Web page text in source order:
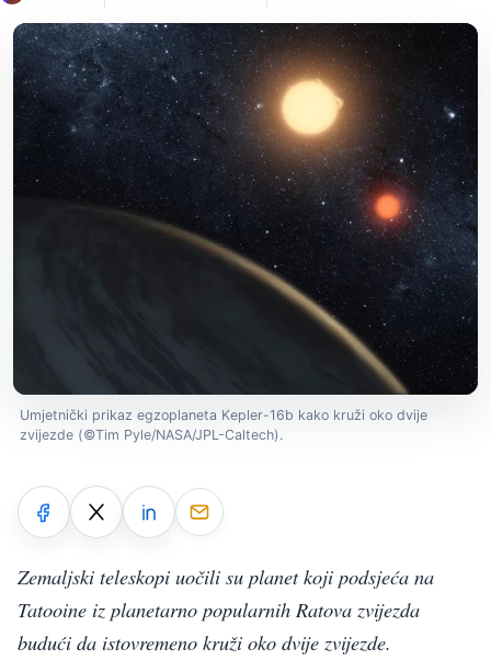
Umjetnički prikaz egzoplaneta Kepler-16b kako kruži oko dvije
zvijezde (©Tim Pyle/NASA/JPL-Caltech).
Zemaljski teleskopi uočili su planet koji podsjeća na
Tatooine iz planetarno popularnih Ratova zvijezda
budući da istovremeno kruži oko dvije zvijezde.